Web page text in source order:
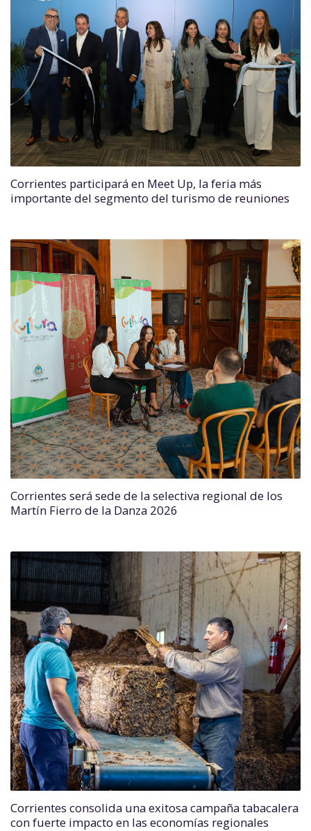
Corrientes participará en Meet Up, la feria más
importante del segmento del turismo de reuniones
Corrientes será sede de la selectiva regional de los
Martín Fierro de la Danza 2026
Corrientes consolida una exitosa campaña tabacalera
con fuerte impacto en las economías regionales